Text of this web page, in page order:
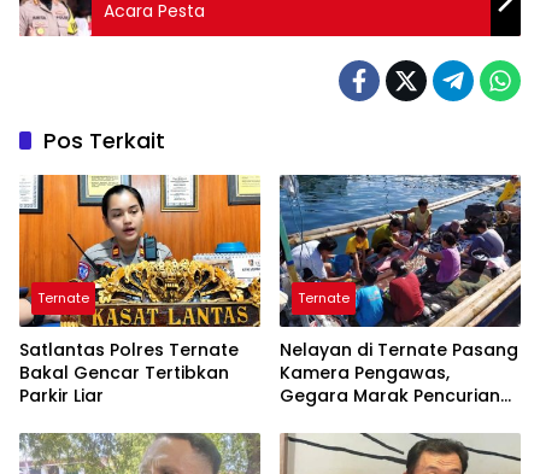
Acara Pesta
Pos Terkait
Ternate
Satlantas Polres Ternate
Bakal Gencar Tertibkan
Parkir Liar
Ternate
Nelayan di Ternate Pasang
Kamera Pengawas,
Gegara Marak Pencurian